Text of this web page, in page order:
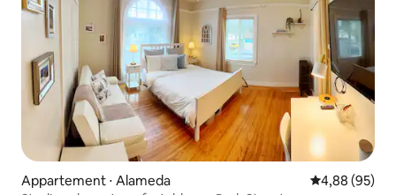
Appartement ⋅ Alameda Évaluation
4,88 (95)